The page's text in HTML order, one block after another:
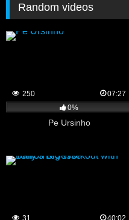
Random videos
250
07:27
0%
Pe Ursinho